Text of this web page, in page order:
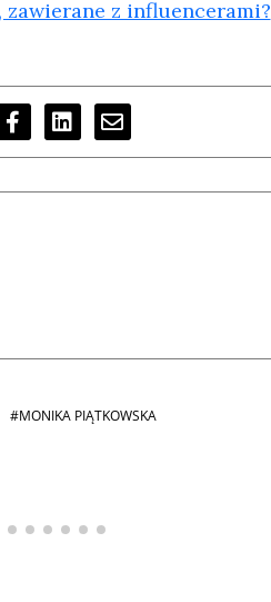
zawierane z influencerami?
#MONIKA PIĄTKOWSKA